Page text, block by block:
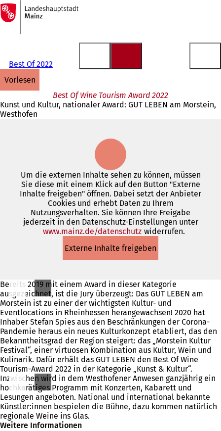
Inhalt anspringen
Zur
Startseite
Best Of 2022
vorlesen
Best Of Wine Tourism Award 2022
Kunst und Kultur, nationaler Award: GUT LEBEN am Morstein,
Westhofen
Um die externen Inhalte sehen zu können, müssen
Sie diese mit einem Klick auf den Button "Externe
Inhalte freigeben" öffnen. Dabei setzt der Anbieter
Cookies und erhebt Daten zu Ihrem
Nutzungsverhalten. Sie können Ihre Freigabe
jederzeit in den Datenschutz-Einstellungen unter
www.mainz.de/datenschutz(Öffnet
einem
neuen
widerrufen.
Externe Inhalte freigeben
Bereits 2019 mit einem Award in dieser Kategorie
ausgezeichnet, ist die Jury überzeugt: Das GUT LEBEN am
Morstein ist zu einer der wichtigsten Kultur- und
Eventlocations in Rheinhessen herangewachsen! 2020 hat
Inhaber Stefan Spies aus den Beschränkungen der Corona-
Pandemie heraus ein neues Kulturkonzept etabliert, das den
Bekanntheitsgrad der Region steigert: das „Morstein Kultur
Festival“, einer virtuosen Kombination aus Kultur, Wein und
Kulinarik. Dafür erhält das GUT LEBEN den Best Of Wine
Tourism-Award 2022 in der Kategorie „Kunst & Kultur“.
Inzwischen wird in dem Westhofener Anwesen ganzjährig ein
hochkarätiges Programm mit Konzerten, Kabarett und
Lesungen angeboten. National und international bekannte
Künstler:innen bespielen die Bühne, dazu kommen natürlich
regionale Weine ins Glas.
Weitere Informationen